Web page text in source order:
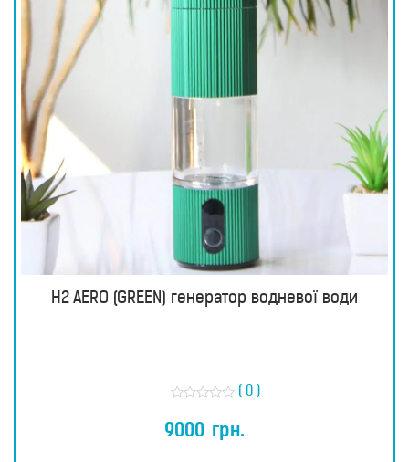
H2 AERO (GREEN) генератор водневої води
ц
і
( 0 )
9000 грн.